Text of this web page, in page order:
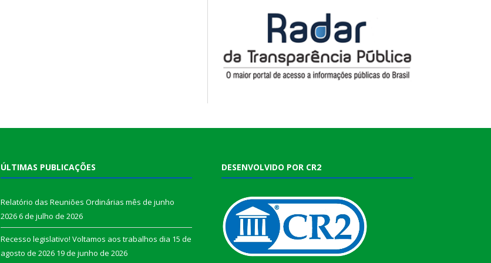
ÚLTIMAS PUBLICAÇÕES
Relatório das Reuniões Ordinárias mês de junho
20266 de julho de 2026
Recesso legislativo! Voltamos aos trabalhos dia 15 de
agosto de 2026 19 de junho de 2026
DESENVOLVIDO POR CR2